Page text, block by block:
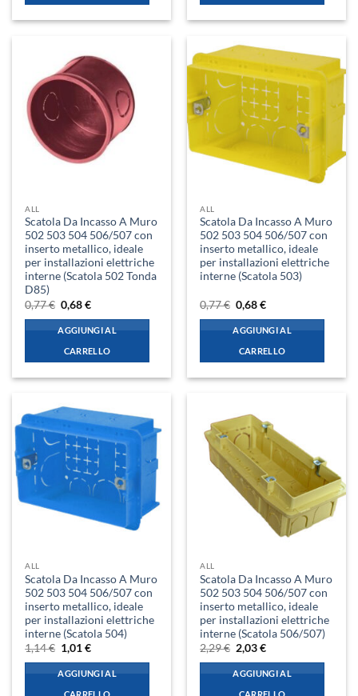
ALL
Scatola Da Incasso A Muro
502 503 504 506/507 con
inserto metallico, ideale
per installazioni elettriche
interne (Scatola 502 Tonda
D85)
0,77€ Il
prezzo
originale
era:
0,77 €.
0,68€Il
attuale
è:
0,68 €.
AGGIUNGI AL
CARRELLO
ALL
Scatola Da Incasso A Muro
502 503 504 506/507 con
inserto metallico, ideale
per installazioni elettriche
interne (Scatola 503)
0,77€ Il
prezzo
originale
era:
0,77 €.
0,68€Il
attuale
è:
0,68 €.
AGGIUNGI AL
CARRELLO
ALL
Scatola Da Incasso A Muro
502 503 504 506/507 con
inserto metallico, ideale
per installazioni elettriche
interne (Scatola 504)
1,14€ Il
prezzo
originale
era:
1,14 €.
1,01€Il
attuale
è:
1,01 €.
AGGIUNGI AL
ALL
Scatola Da Incasso A Muro
502 503 504 506/507 con
inserto metallico, ideale
per installazioni elettriche
interne (Scatola 506/507)
2,29€ Il
prezzo
originale
era:
2,29 €.
2,03€Il
attuale
è:
2,03 €.
AGGIUNGI AL